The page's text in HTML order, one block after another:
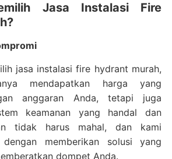
Jasa Instalasi Fire
jasa instalasi fire hydrant murah,
mendapatkan harga yang
anggaran Anda, tetapi juga
keamanan yang handal dan
tidak harus mahal, dan kami
dengan memberikan solusi yang
dompet Anda.